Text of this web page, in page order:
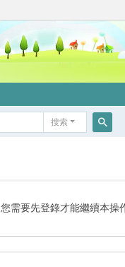
搜索
您需要先登錄才能繼續本操